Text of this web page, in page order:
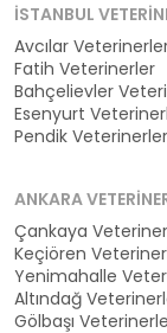
İSTANBUL
Avcılar
Fatih Veterinerler
Bahçelievler
Esenyurt
Pendik Veterinerler
ANKARA
Çankaya
Keçiören
Yenimahalle
Altındağ
Gölbaşı